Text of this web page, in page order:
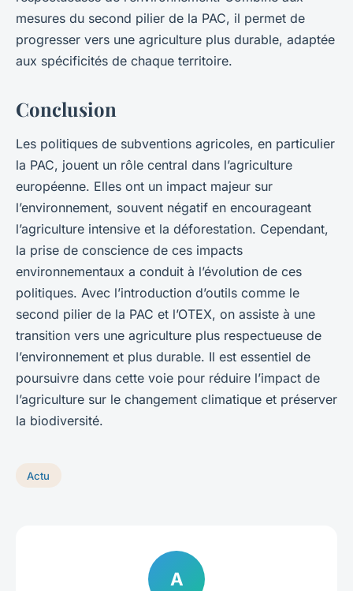
mesures du second pilier de la PAC, il permet de
progresser vers une agriculture plus durable, adaptée
aux spécificités de chaque territoire.
Conclusion
Les politiques de subventions agricoles, en particulier
la PAC, jouent un rôle central dans l’agriculture
européenne. Elles ont un impact majeur sur
l’environnement, souvent négatif en encourageant
l’agriculture intensive et la déforestation. Cependant,
la prise de conscience de ces impacts
environnementaux a conduit à l’évolution de ces
politiques. Avec l’introduction d’outils comme le
second pilier de la PAC et l’OTEX, on assiste à une
transition vers une agriculture plus respectueuse de
l’environnement et plus durable. Il est essentiel de
poursuivre dans cette voie pour réduire l’impact de
l’agriculture sur le changement climatique et préserver
la biodiversité.
Actu
A